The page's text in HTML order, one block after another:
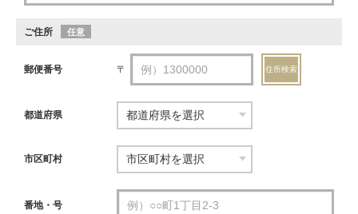
ご住所 任意
郵便番号 〒 住所検索
都道府県
市区町村
番地・号